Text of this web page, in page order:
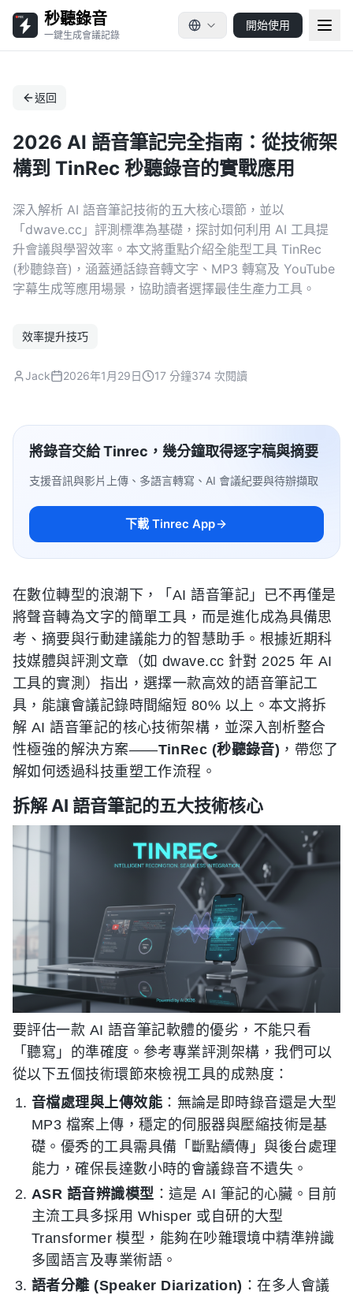
秒聽錄音
一鍵生成會議記錄
開始使用
返回
2026 AI 語音筆記完全指南：從技術架
構到 TinRec 秒聽錄音的實戰應用
深入解析 AI 語音筆記技術的五大核心環節，並以
「dwave.cc」評測標準為基礎，探討如何利用 AI 工具提
升會議與學習效率。本文將重點介紹全能型工具 TinRec
(秒聽錄音)，涵蓋通話錄音轉文字、MP3 轉寫及 YouTube
字幕生成等應用場景，協助讀者選擇最佳生產力工具。
效率提升技巧
Jack 2026年1月29日 17 分鐘374 次閱讀
將錄音交給 Tinrec，幾分鐘取得逐字稿與摘要
支援音訊與影片上傳、多語言轉寫、AI 會議紀要與待辦擷取
下載 Tinrec App
在數位轉型的浪潮下，「AI 語音筆記」已不再僅是
將聲音轉為文字的簡單工具，而是進化成為具備思
考、摘要與行動建議能力的智慧助手。根據近期科
技媒體與評測文章（如 dwave.cc 針對 2025 年 AI
工具的實測）指出，選擇一款高效的語音筆記工
具，能讓會議記錄時間縮短 80% 以上。本文將拆
解 AI 語音筆記的核心技術架構，並深入剖析整合
性極強的解決方案——TinRec (秒聽錄音) ，帶您了
解如何透過科技重塑工作流程。
拆解 AI 語音筆記的五大技術核心
要評估一款 AI 語音筆記軟體的優劣，不能只看
「聽寫」的準確度。參考專業評測架構，我們可以
從以下五個技術環節來檢視工具的成熟度：
音檔處理與上傳效能 ：無論是即時錄音還是大型
MP3 檔案上傳，穩定的伺服器與壓縮技術是基
礎。優秀的工具需具備「斷點續傳」與後台處理
能力，確保長達數小時的會議錄音不遺失。
ASR 語音辨識模型 ：這是 AI 筆記的心臟。目前
主流工具多採用 Whisper 或自研的大型
Transformer 模型，能夠在吵雜環境中精準辨識
多國語言及專業術語。
語者分離 (Speaker Diarization) ：在多人會議